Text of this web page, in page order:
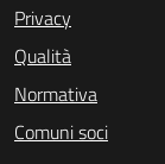
Privacy
Qualità
Normativa
Comuni soci